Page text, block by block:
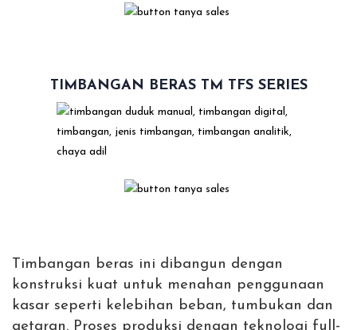
TIMBANGAN BERAS TM TFS SERIES
Timbangan beras ini dibangun dengan
konstruksi kuat untuk menahan penggunaan
kasar seperti kelebihan beban, tumbukan dan
getaran. Proses produksi dengan teknologi full-